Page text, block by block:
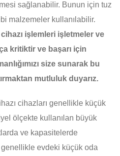
sağlanabilir. Bunun için tuz
malzemeler kullanılabilir.
işlemleri işletmeler ve
kritiktir ve başarı için
size sunarak bu
mutluluk duyarız.
cihazları genellikle küçük
ölçekte kullanılan büyük
ve kapasitelerde
evdeki küçük oda